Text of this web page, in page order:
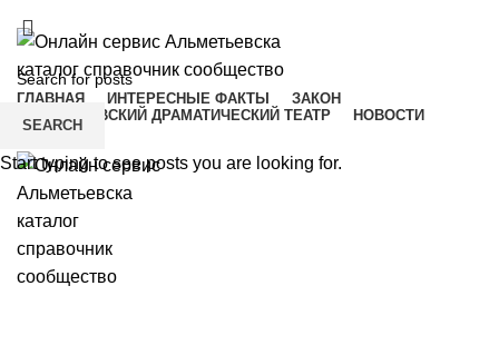
ГЛАВНАЯ ИНТЕРЕСНЫЕ ФАКТЫ
ЗАКОН
АЛЬМЕТЬЕВСКИЙ ДРАМАТИЧЕСКИЙ ТЕАТР
НОВОСТИ
SEARCH
Start typing to see posts you are looking for.